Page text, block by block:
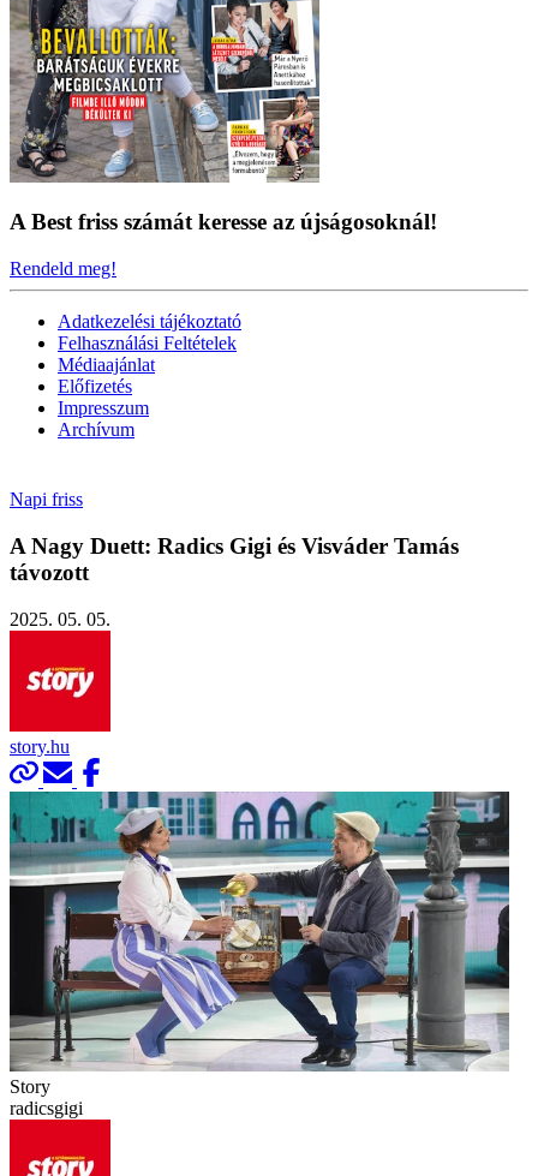
A Best friss számát keresse az újságosoknál!
Rendeld meg!
Adatkezelési tájékoztató
Felhasználási Feltételek
Médiaajánlat
Előfizetés
Impresszum
Archívum
Napi friss
A Nagy Duett: Radics Gigi és Visváder Tamás
távozott
2025. 05. 05.
story.hu
Story
radicsgigi